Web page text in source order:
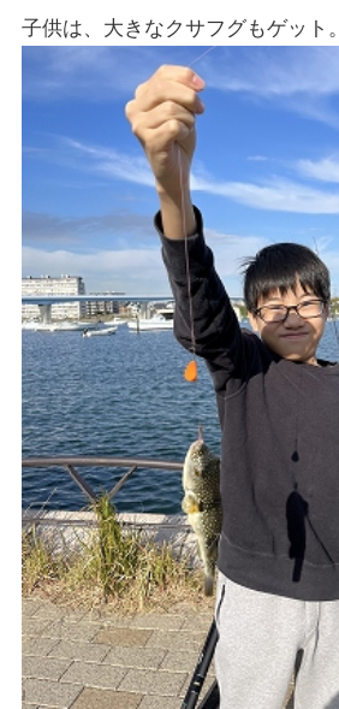
子供は、大きなクサフグもゲット。